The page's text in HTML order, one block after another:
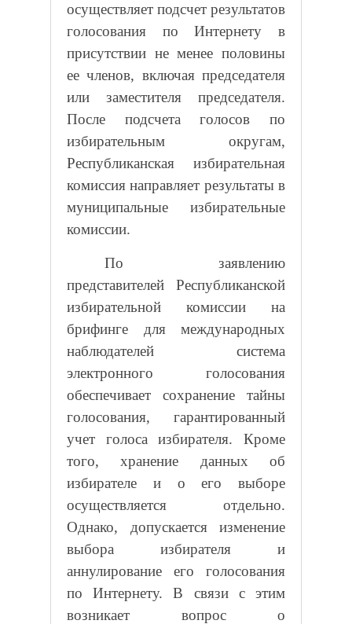
осуществляет подсчет результатов
голосования по Интернету в
присутствии не менее половины
ее членов, включая председателя
или заместителя председателя.
После подсчета голосов по
избирательным округам,
Республиканская избирательная
комиссия направляет результаты в
муниципальные избирательные
комиссии.
По заявлению
представителей Республиканской
избирательной комиссии на
брифинге для международных
наблюдателей система
электронного голосования
обеспечивает сохранение тайны
голосования, гарантированный
учет голоса избирателя. Кроме
того, хранение данных об
избирателе и о его выборе
осуществляется отдельно.
Однако, допускается изменение
выбора избирателя и
аннулирование его голосования
по Интернету. В связи с этим
возникает вопрос о